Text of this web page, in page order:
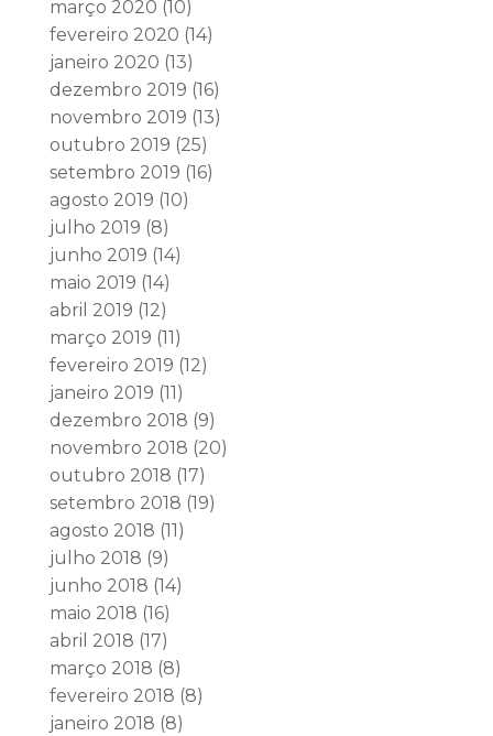
março 2020 (10)
fevereiro 2020 (14)
janeiro 2020 (13)
dezembro 2019 (16)
novembro 2019 (13)
outubro 2019 (25)
setembro 2019 (16)
agosto 2019 (10)
julho 2019 (8)
junho 2019 (14)
maio 2019 (14)
abril 2019 (12)
março 2019 (11)
fevereiro 2019 (12)
janeiro 2019 (11)
dezembro 2018 (9)
novembro 2018 (20)
outubro 2018 (17)
setembro 2018 (19)
agosto 2018 (11)
julho 2018 (9)
junho 2018 (14)
maio 2018 (16)
abril 2018 (17)
março 2018 (8)
fevereiro 2018 (8)
janeiro 2018 (8)